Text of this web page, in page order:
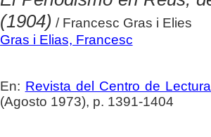
(1904) / Francesc Gras i Elies
Gras i Elias, Francesc
En: Revista del Centro de
(Agosto 1973), p. 1391-1404